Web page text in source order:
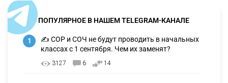
ПОПУЛЯРНОЕ В НАШЕМ TELEGRAM-КАНАЛЕ
1
✍️ СОР и СОЧ не будут проводить в начальных
классах с 1 сентября. Чем их заменят?
3127 6 14